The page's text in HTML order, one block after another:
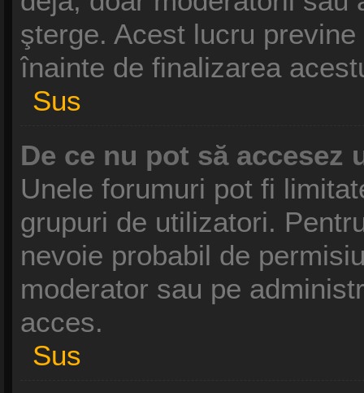
şterge. Acest lucru
înainte de finalizarea
Sus
De ce nu pot să accesez
Unele forumuri pot fi
grupuri de utilizatori.
nevoie probabil de
moderator sau pe
acces.
Sus